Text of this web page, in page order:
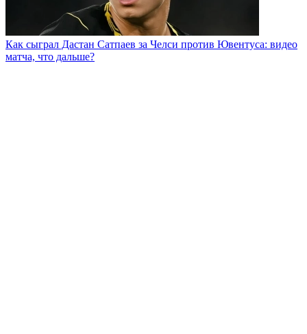
Как сыграл Дастан Сатпаев за Челси против Ювентуса: видео
матча, что дальше?